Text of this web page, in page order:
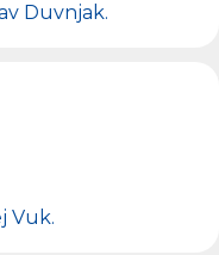
Duvnjak.
Vuk.